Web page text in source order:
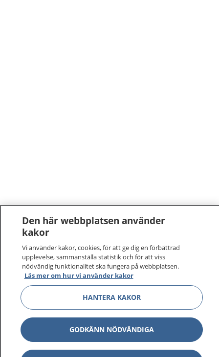
1177–tryggt om din hälsa och vård
På 1177.se får du råd om hälsa och information om
sjukdomar och vilka mottagningar du kan kontakta.
Logga in för att läsa din journal och göra dina
Den här webbplatsen använder
kakor
Vi använder kakor, cookies, för att ge dig en förbättrad
upplevelse, sammanställa statistik och för att viss
nödvändig funktionalitet ska fungera på webbplatsen.
Läs mer om hur vi använder kakor
HANTERA KAKOR
GODKÄNN NÖDVÄNDIGA